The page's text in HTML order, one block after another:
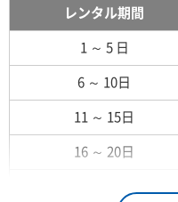
レンタル期間
1 ～ 5 日
6 ～ 10日
11 ～ 15日
16 ～ 20日